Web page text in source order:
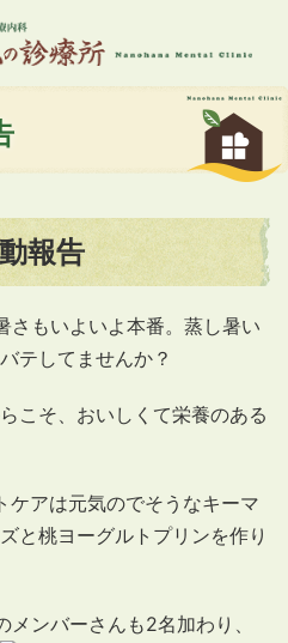
報告
さもいよいよ本番。蒸し暑い
テしてませんか？
こそ、おいしくて栄養のある
ケアは元気のでそうなキーマ
と桃ヨーグルトプリンを作り
ンバーさんも2名加わり、